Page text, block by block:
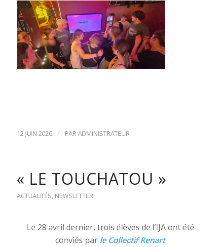
12 JUIN 2026 / PARADMINISTRATEUR
« LE TOUCHATOU »
ACTUALITÉS, NEWSLETTER
Le 28 avril dernier, trois élèves de l’IJA ont été
conviés par le Collectif Renart